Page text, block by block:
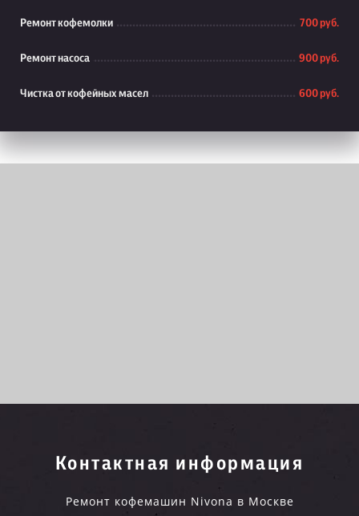
Ремонт кофемолки 700 руб.
Ремонт насоса 900 руб.
Чистка от кофейных масел 600 руб.
Контактная информация
Ремонт кофемашин Nivona в Москве